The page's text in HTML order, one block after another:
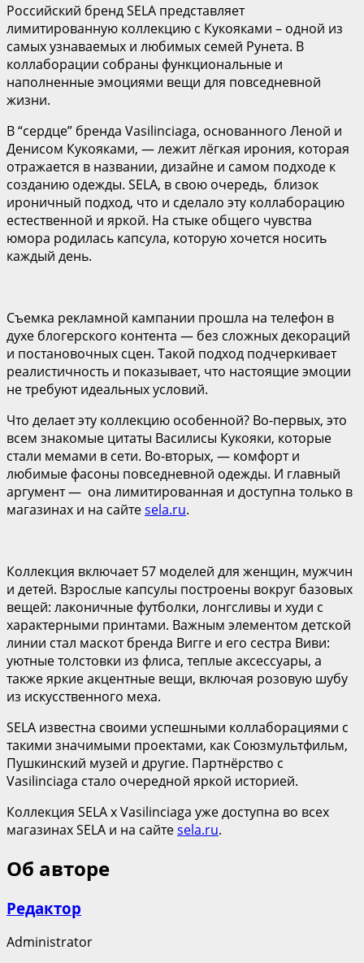
Российский бренд SELA представляет
лимитированную коллекцию с Кукояками – одной из
самых узнаваемых и любимых семей Рунета. В
коллаборации собраны функциональные и
наполненные эмоциями вещи для повседневной
жизни.
В “сердце” бренда Vasilinсiaga, основанного Леной и
Денисом Кукояками, — лежит лёгкая ирония, которая
отражается в названии, дизайне и самом подходе к
созданию одежды. SELA, в свою очередь, близок
ироничный подход, что и сделало эту коллаборацию
естественной и яркой. На стыке общего чувства
юмора родилась капсула, которую хочется носить
каждый день.
Съемка рекламной кампании прошла на телефон в
духе блогерского контента — без сложных декораций
и постановочных сцен. Такой подход подчеркивает
реалистичность и показывает, что настоящие эмоции
не требуют идеальных условий.
Что делает эту коллекцию особенной? Во-первых, это
всем знакомые цитаты Василисы Кукояки, которые
стали мемами в сети. Во-вторых, — комфорт и
любимые фасоны повседневной одежды. И главный
аргумент — она лимитированная и доступна только в
магазинах и на сайтеsela.ru.
Коллекция включает 57 моделей для женщин, мужчин
и детей. Взрослые капсулы построены вокруг базовых
вещей: лаконичные футболки, лонгсливы и худи с
характерными принтами. Важным элементом детской
линии стал маскот бренда Вигге и его сестра Виви:
уютные толстовки из флиса, теплые аксессуары, а
также яркие акцентные вещи, включая розовую шубу
из искусственного меха.
SELA известна своими успешными коллаборациями с
такими значимыми проектами, как Союзмультфильм,
Пушкинский музей и другие. Партнёрство с
Vasilinсiaga стало очередной яркой историей.
Коллекция SELA x Vasilinciaga уже доступна во всех
магазинах SELA и на сайтеsela.ru.
Об авторе
Редактор
Administrator